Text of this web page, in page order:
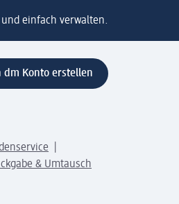
einfach verwalten.
dm Konto erstellen
& Umtausch